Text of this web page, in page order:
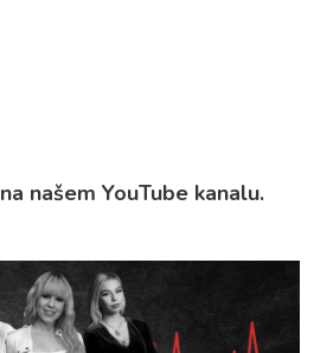
na našem YouTube kanalu.